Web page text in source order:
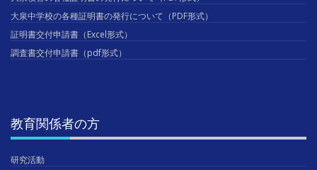
大泉中学校の各種証明書の発行について（PDF形式）
証明書交付申請書（Excel形式）
調査書交付申請書（pdf形式）
教育関係者の方
研究活動